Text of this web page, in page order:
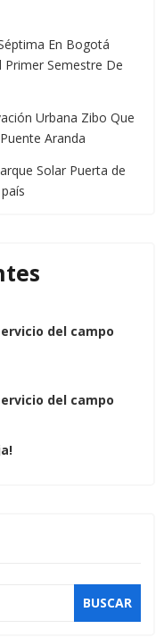
En Bogotá
Primer Semestre De
Urbana Zibo Que
Aranda
Solar Puerta de
del campo
del campo